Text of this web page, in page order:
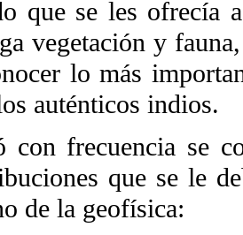
que se les ofrecía
vegetación y
lo más
auténticos indios.
con frecuencia se
que se le
de la geofísica: